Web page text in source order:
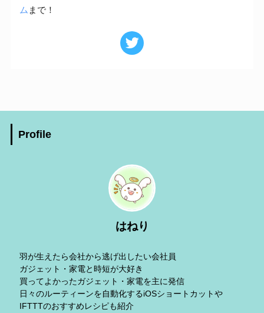
ム まで！
Profile
はねり
羽が生えたら会社から逃げ出したい会社員
ガジェット・家電と時短が大好き
買ってよかったガジェット・家電を主に発信
日々のルーティーンを自動化するiOSショートカットや
IFTTTのおすすめレシピも紹介